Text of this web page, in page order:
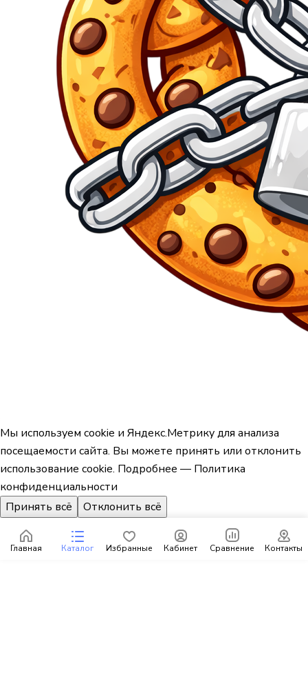
Главная Каталог Избранные Кабинет Сравнение Контакты
Мы используем cookie и Яндекс.Метрику для анализа
посещаемости сайта. Вы можете принять или отклонить
использование cookie. Подробнее — Политика
конфиденциальности
Принять всё
Отклонить всё